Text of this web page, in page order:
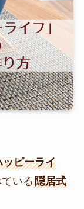
ピーライ
いる隠居式